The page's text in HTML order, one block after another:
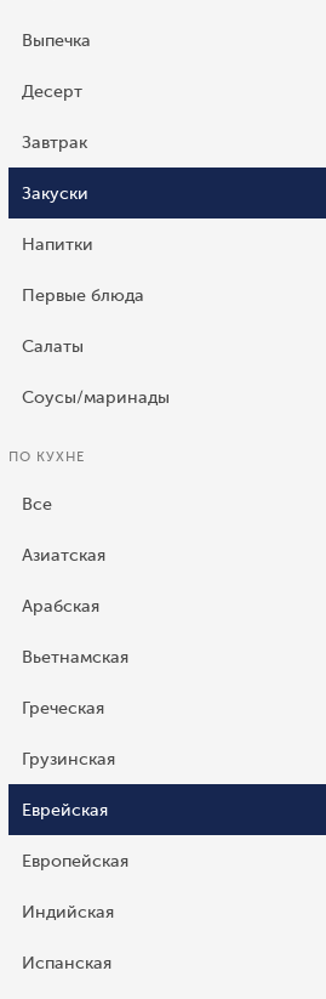
Выпечка
Десерт
Завтрак
Закуски
Напитки
Первые блюда
Салаты
Соусы/маринады
ПО КУХНЕ
Все
Азиатская
Арабская
Вьетнамская
Греческая
Грузинская
Еврейская
Европейская
Индийская
Испанская